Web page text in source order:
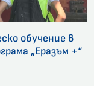
обучение в
„Еразъм +“